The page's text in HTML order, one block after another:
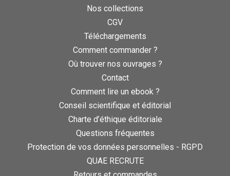
Nos collections
CGV
Téléchargements
Comment commander ?
Où trouver nos ouvrages ?
Contact
Comment lire un ebook ?
Conseil scientifique et éditorial
Charte d’éthique éditoriale
Questions fréquentes
Protection de vos données personnelles - RGPD
QUAE RECRUTE